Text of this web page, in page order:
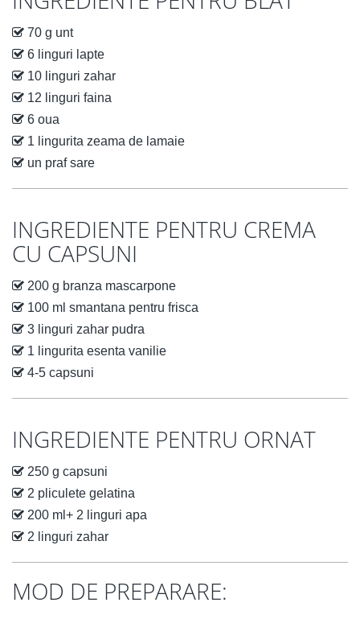
70 g unt
6 linguri lapte
10 linguri zahar
12 linguri faina
6 oua
1 lingurita zeama de lamaie
un praf sare
INGREDIENTE PENTRU CREMA
CU CAPSUNI
200 g branza mascarpone
100 ml smantana pentru frisca
3 linguri zahar pudra
1 lingurita esenta vanilie
4-5 capsuni
INGREDIENTE PENTRU ORNAT
250 g capsuni
2 pliculete gelatina
200 ml+ 2 linguri apa
2 linguri zahar
MOD DE PREPARARE: